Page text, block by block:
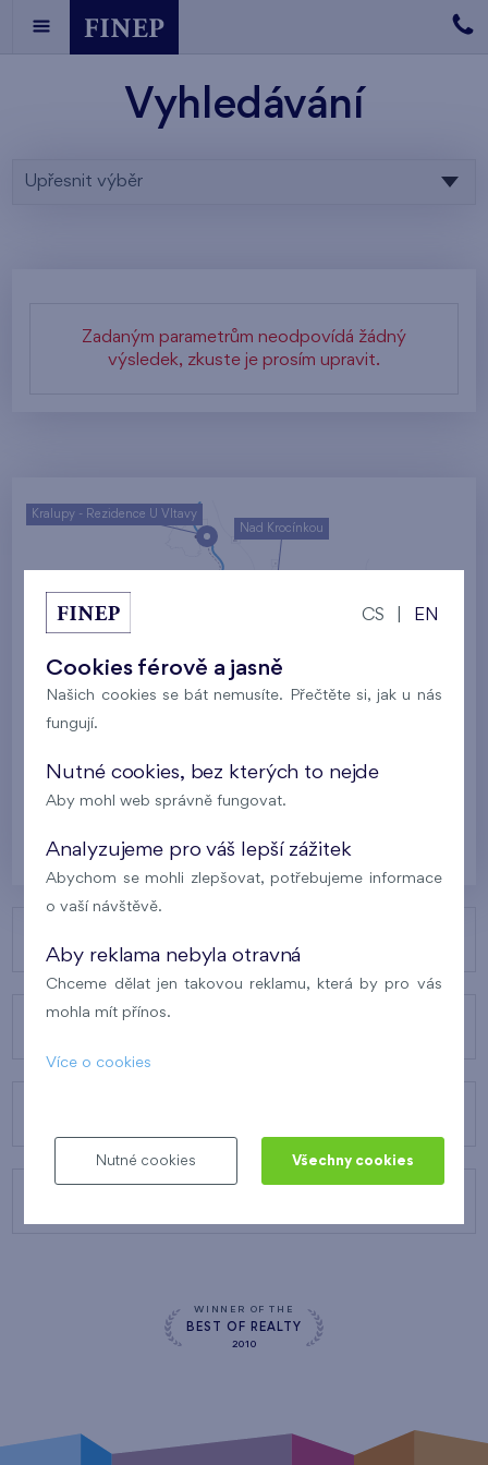
Vyhledávání
Upřesnit výběr
Zadaným parametrům neodpovídá žádný
výsledek, zkuste je prosím upravit.
Nad Krocínkou
Rodinné domy Britská čtvrť
Britská čtvrť
Kralupy - Rezidence U Vltavy
O FINEPU
WINNER OF THE
BEST OF REALTY
2010
CS EN
Cookies férově a jasně
Našich cookies se bát nemusíte. Přečtěte si, jak u nás
fungují.
Nutné cookies, bez kterých to nejde
Aby mohl web správně fungovat.
Analyzujeme pro váš lepší zážitek
Abychom se mohli zlepšovat, potřebujeme informace
o vaší návštěvě.
Aby reklama nebyla otravná
Chceme dělat jen takovou reklamu, která by pro vás
mohla mít přínos.
Více o cookies
Nutné cookies Všechny cookies